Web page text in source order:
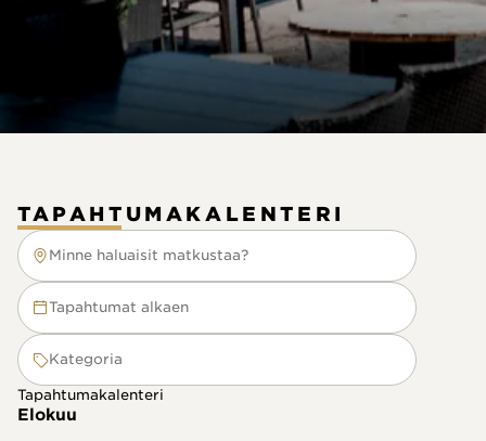
TAPAHTUMAKALENTERI
Minne haluaisit matkustaa?
Minne haluaisit matkustaa?
Tapahtumat alkaen
Kategoria
Tapahtumakalenteri
Elokuu